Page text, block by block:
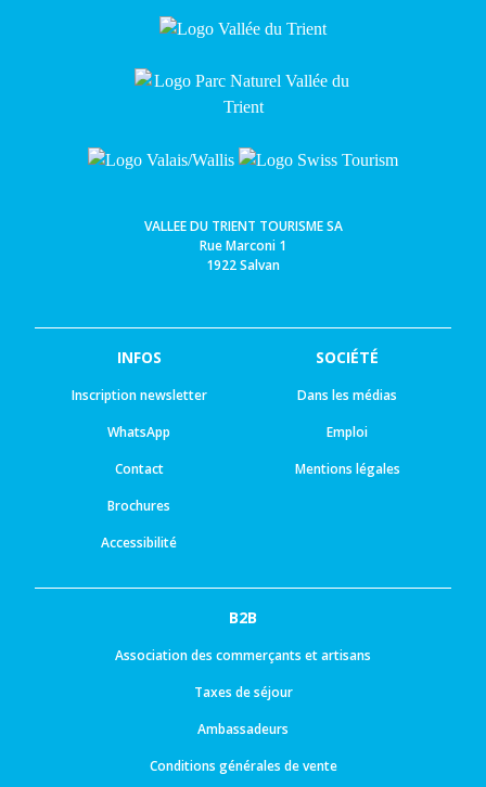
VALLEE DU TRIENT TOURISME SA
Rue Marconi 1
1922 Salvan
INFOS
Inscription newsletter
WhatsApp
Contact
Brochures
Accessibilité
SOCIÉTÉ
Dans les médias
Emploi
Mentions légales
B2B
Association des commerçants et artisans
Taxes de séjour
Ambassadeurs
Conditions générales de vente